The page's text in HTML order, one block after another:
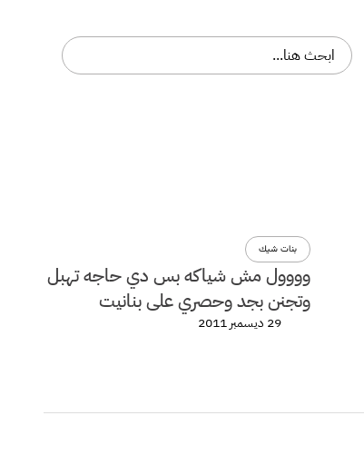
بنات شيك
وووول مش شياكه بس دي حاجه تهبل
وتجنن بجد وحصري على بنانيت
29 ديسمبر 2011